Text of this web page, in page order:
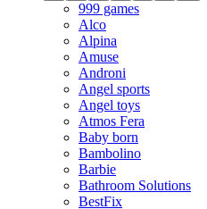
999 games
Alco
Alpina
Amuse
Androni
Angel sports
Angel toys
Atmos Fera
Baby born
Bambolino
Barbie
Bathroom Solutions
BestFix